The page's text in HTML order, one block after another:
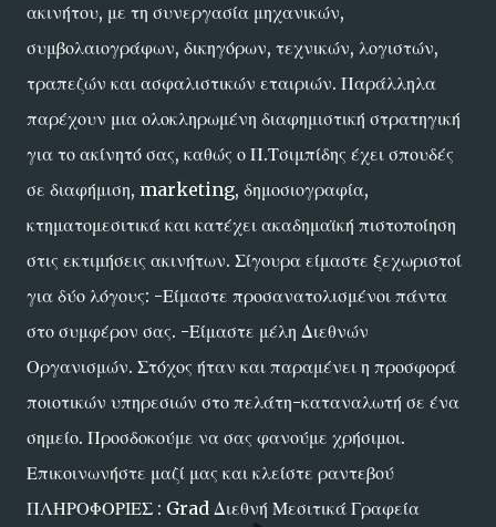
ακινήτου, με τη συνεργασία μηχανικών,
συμβολαιογράφων, δικηγόρων, τεχνικών, λογιστών,
τραπεζών και ασφαλιστικών εταιριών. Παράλληλα
παρέχουν μια ολοκληρωμένη διαφημιστική στρατηγική
για το ακίνητό σας, καθώς ο Π.Τσιμπίδης έχει σπουδές
σε διαφήμιση, marketing, δημοσιογραφία,
κτηματομεσιτικά και κατέχει ακαδημαϊκή πιστοποίηση
στις εκτιμήσεις ακινήτων. Σίγουρα είμαστε ξεχωριστοί
για δύο λόγους: -Είμαστε προσανατολισμένοι πάντα
στο συμφέρον σας. -Είμαστε μέλη Διεθνών
Οργανισμών. Στόχος ήταν και παραμένει η προσφορά
ποιοτικών υπηρεσιών στο πελάτη-καταναλωτή σε ένα
σημείο. Προσδοκούμε να σας φανούμε χρήσιμοι.
Επικοινωνήστε μαζί μας και κλείστε ραντεβού
ΠΛΗΡΟΦΟΡΙΕΣ : Grad Διεθνή Μεσιτικά Γραφεία